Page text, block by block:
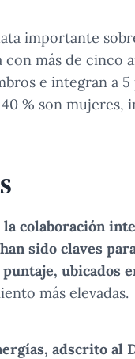
importante
con más de
e integran a
% son
la colaboración
sido claves
ubicados
más elevadas.
, adscrito al